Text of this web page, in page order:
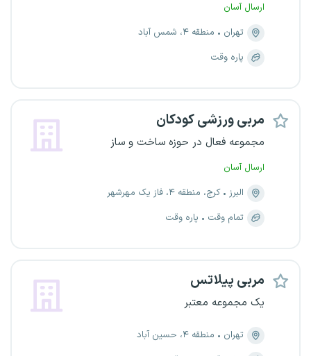
ارسال آسان
تهران
منطقه ۴، شمس آباد
پاره وقت
مربی ورزشی کودکان
مجموعه فعال در حوزه ساخت و ساز
ارسال آسان
البرز
کرج، منطقه ۴، فاز یک مهرشهر
تمام وقت
پاره وقت
مربی پیلاتس
یک مجموعه معتبر
تهران
منطقه ۴، حسین آباد